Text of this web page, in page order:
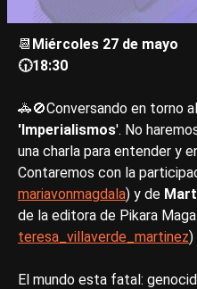
📆 Miércoles 27 de mayo
🕡18:30
🚓🚫Conversando en torno
'Imperialismos'. No
una charla para entender y
Contaremos con la
mariavonmagdala) y de
de la editora de Pikara
teresa_villaverde_martinez)
El mundo esta fatal: